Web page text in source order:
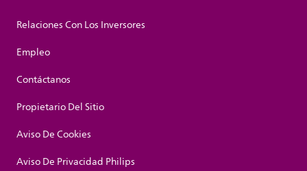
Relaciones Con Los Inversores
Empleo
Contáctanos
Propietario Del Sitio
Aviso De Cookies
Aviso De Privacidad Philips